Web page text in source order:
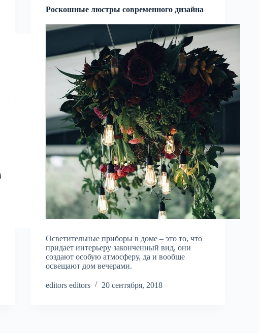
Роскошные люстры современного дизайна
Осветительные приборы в доме – это то, что
придает интерьеру законченный вид, они
создают особую атмосферу, да и вообще
освещают дом вечерами.
editors editors 20 сентября, 2018